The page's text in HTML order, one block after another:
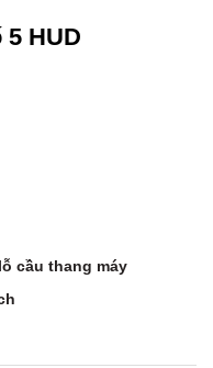
HUD
cầu thang máy